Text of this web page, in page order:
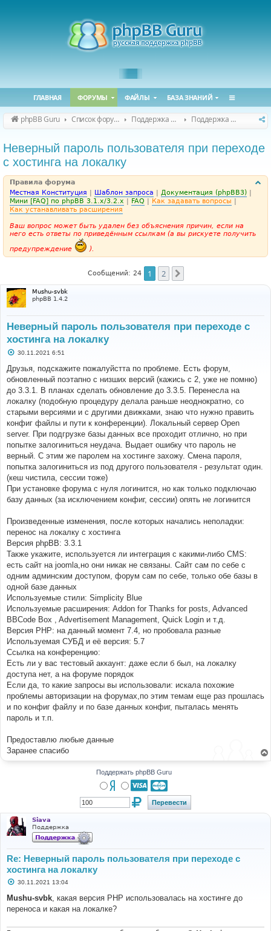
ГЛАВНАЯ ФОРУМЫ ФАЙЛЫ БАЗА ЗНАНИЙ
phpBB Guru Список форумов Поддержка phpBB Поддержка phpBB 3.3.x
Неверный пароль пользователя при переходе
с хостинга на локалку
Правила форума
Местная Конституция | Шаблон запроса | Документация (phpBB3) |
Мини [FAQ] по phpBB 3.1.x/3.2.x | FAQ | Как задавать вопросы |
Как устанавливать расширения
Ваш вопрос может быть удален без объяснения причин, если на
него есть ответы по приведённым ссылкам (а вы рискуете получить
предупреждение
).
Сообщений: 24 1 2
Mushu-svbk
phpBB 1.4.2
Неверный пароль пользователя при переходе с
хостинга на локалку
С
о
б
щ
е
н
и
е
30.11.2021 6:51
Друзья, подскажите пожалуйстта по проблеме. Есть форум,
обновленный поэтапно с низших версий (кажись с 2, уже не помню)
до 3.3.1. В планах сделать обновление до 3.3.5. Перенесла на
локалку (подобную процедуру делала раньше неоднократно, со
старыми версиями и с другими движками, знаю что нужно править
конфиг файлы и пути к конференции). Локальный сервер Open
server. При подгрузке базы данных все проходит отлично, но при
попытке залогиниться неудача. Выдает ошибку что пароль не
верный. С этим же паролем на хостинге захожу. Смена пароля,
попытка залогиниться из под другого пользователя - результат один.
(кеш чистила, сессии тоже)
При установке форума с нуля логинится, но как только подключаю
базу данных (за исключением конфиг, сессии) опять не логинится
Произведенные изменения, после которых начались неполадки:
перенос на локалку с хостинга
Версия phpBB: 3.3.1
Также укажите, используется ли интеграция с какими-либо CMS:
есть сайт на joomla,но они никак не связаны. Сайт сам по себе с
одним админским доступом, форум сам по себе, только обе базы в
одной базе данных
Используемые стили: Simplicity Blue
Используемые расширения: Addon for Thanks for posts, Advanced
BBCode Box , Advertisement Management, Quick Login и т.д.
Версия PHP: на данный момент 7.4, но пробовала разные
Используемая СУБД и её версия: 5.7
Ссылка на конференцию:
Есть ли у вас тестовый аккаунт: даже если б был, на локалку
доступа нет, а на форуме порядок
Если да, то какие запросы вы использовали: искала похожие
проблемы авторизации на форумах,по этим темам еще раз прошлась
и по конфиг файлу и по базе данных конфиг, пыталась менять
пароль и т.п.
Предоставлю любые данные
Заранее спасибо
Поддержать phpBB Guru
Siava
Поддержка
Re: Неверный пароль пользователя при переходе с
хостинга на локалку
С
о
б
щ
30.11.2021 13:04
Mushu-svbk , какая версия PHP использовалась на хостинге до
переноса и какая на локалке?